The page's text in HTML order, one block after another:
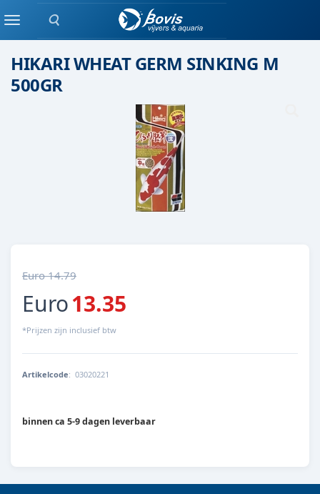
Zoeken
Menukoivoer
HIKARI WHEAT GERM SINKING M
500GR
Euro 14.79
Euro13.35
*Prijzen zijn inclusief btw
Artikelcode: 03020221
042055353427
binnen ca 5-9 dagen leverbaar